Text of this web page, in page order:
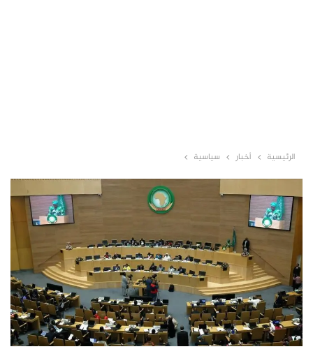
الرئيسية أخبار سياسية